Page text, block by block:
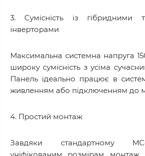
3. Сумісність із гібридними
інверторами
Максимальна системна напруга
широку сумісність з усіма
Панель ідеально працює в
живленням або підключенням до
4. Простий монтаж
Завдяки стандартному